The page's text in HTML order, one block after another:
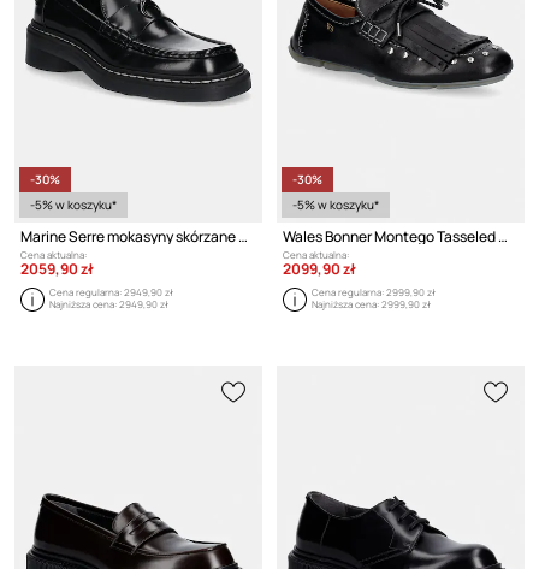
-30%
-5% w koszyku*
Marine Serre mokasyny skórzane Shiny Leather Ms Loaf
Cena aktualna:
2059,90 zł
Cena regularna:2949,90 zł
Najniższa cena:2949,90 zł
-30%
-5% w koszyku*
Wales Bonner Montego Tasseled mokasyny damskie skórzane
Cena aktualna:
2099,90 zł
Cena regularna:2999,90 zł
Najniższa cena:2999,90 zł